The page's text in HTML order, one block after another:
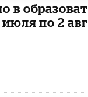
в
по 2